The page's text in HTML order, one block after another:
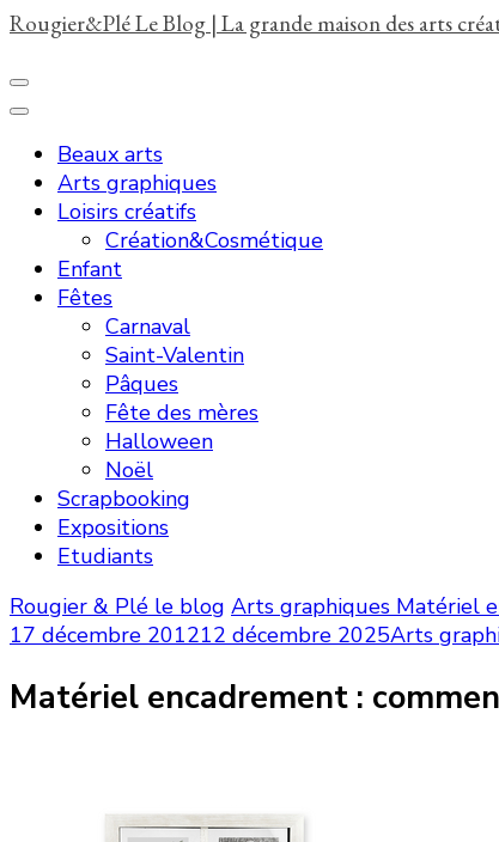
Rougier&Plé Le Blog | La grande maison des arts
Beaux arts
Arts graphiques
Loisirs créatifs
Création&Cosmétique
Enfant
Fêtes
Carnaval
Saint-Valentin
Pâques
Fête des mères
Halloween
Noël
Scrapbooking
Expositions
Etudiants
Rougier & Plé le blog Arts graphiques Matériel
17 décembre 201212 décembre 2025Arts
Matériel encadrement :